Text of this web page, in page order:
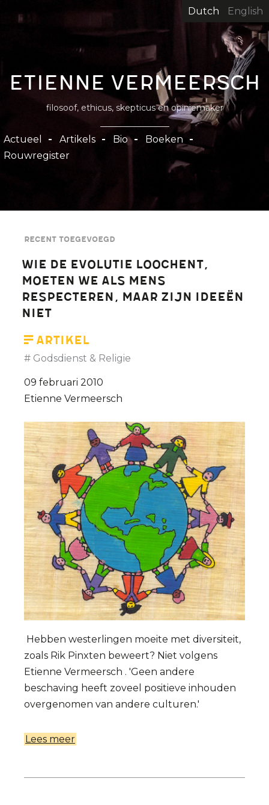
inhoud
gaan
Dutch English
Etienne Vermeersch
filosoof, ethicus, skepticus en opiniemaker
Hoofdnavigatie
Actueel Artikels Bio
Boeken
Rouwregister
Recent toegevoegd
Wie de evolutie loochent,
moeten we als mens
respecteren, maar zijn ideeën
niet
Artikel
Godsdienst & Religie
09 februari 2010
Etienne Vermeersch
Hebben westerlingen moeite met diversiteit,
zoals Rik Pinxten beweert? Niet volgens
Etienne Vermeersch . 'Geen andere
beschaving heeft zoveel positieve inhouden
overgenomen van andere culturen.'
Lees meer